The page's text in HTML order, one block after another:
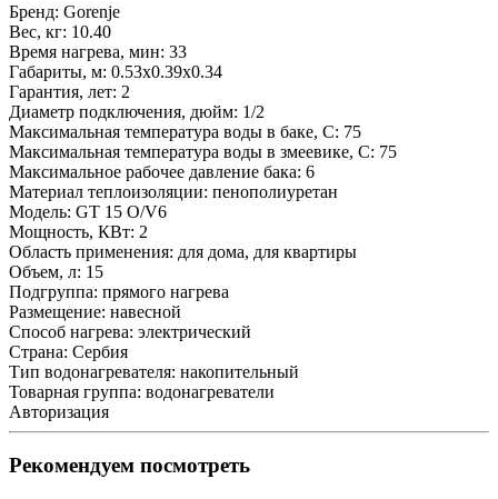
Бренд: Gorenje
Вес, кг: 10.40
Время нагрева, мин: 33
Габариты, м: 0.53x0.39x0.34
Гарантия, лет: 2
Диаметр подключения, дюйм: 1/2
Максимальная температура воды в баке, С: 75
Максимальная температура воды в змеевике, С: 75
Максимальное рабочее давление бака: 6
Материал теплоизоляции: пенополиуретан
Модель: GT 15 O/V6
Мощность, КВт: 2
Область применения: для дома, для квартиры
Объем, л: 15
Подгруппа: прямого нагрева
Размещение: навесной
Способ нагрева: электрический
Страна: Сербия
Тип водонагревателя: накопительный
Товарная группа: водонагреватели
Авторизация
Рекомендуем посмотреть